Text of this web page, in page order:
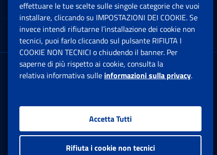
App mobile
Sede Legale : Via Ciro il Grande, 21
00144 Roma
Facebook: Apre una nuova finestra
Twitter: Apre una nuova finestra
Whatsapp: Apre una nuova
Youtube: Apre una
Instagram:
effettuare le tue scelte sulle singole categorie che vuoi
installare, cliccando su IMPOSTAZIONI DEI COOKIE. Se
invece intendi rifiutarne l’installazione dei cookie non
tecnici, puoi farlo cliccando sul pulsante RIFIUTA I
COOKIE NON TECNICI o chiudendo il banner. Per
saperne di più rispetto ai cookie, consulta la
relativa informativa sulle informazioni sulla privacy.
Accetta Tutti
Rifiuta i cookie non tecnici